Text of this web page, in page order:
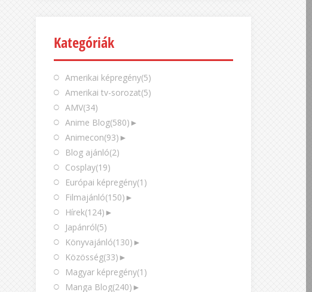
Kategóriák
Amerikai képregény(5)
Amerikai tv-sorozat(5)
AMV(34)
Anime Blog(580) ►
Animecon(93) ►
Blog ajánló(2)
Cosplay(19)
Európai képregény(1)
Filmajánló(150) ►
Hírek(124) ►
Japánról(5)
Könyvajánló(130) ►
Közösség(33) ►
Magyar képregény(1)
Manga Blog(240) ►